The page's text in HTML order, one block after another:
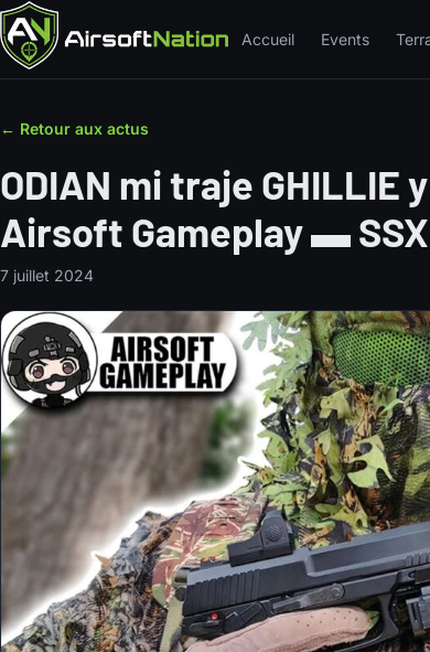
Accueil Events
← Retour aux actus
ODIAN mi traje GHILLIE
Airsoft Gameplay ▬
7 juillet 2024